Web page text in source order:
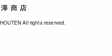
All rights reserved.